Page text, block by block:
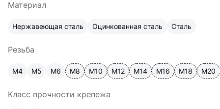
Материал
Нержавеющая сталь Оцинкованная сталь Сталь
Резьба
М4 М5 М6 М8 М10 М12 М14 М16 М18 М20
Класс прочности крепежа